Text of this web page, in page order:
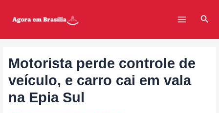
Menu
Motorista perde controle de
veículo, e carro cai em vala
na Epia Sul